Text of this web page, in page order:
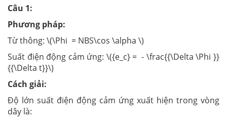
Câu 1:
Phương pháp:
Từ thông: \(\Phi = NBS\cos \alpha \)
Suất điện động cảm ứng: \({e_c} = - \frac{{\Delta \Phi }}
{{\Delta t}}\)
Cách giải:
Độ lớn suất điện động cảm ứng xuất hiện trong vòng
dây là: